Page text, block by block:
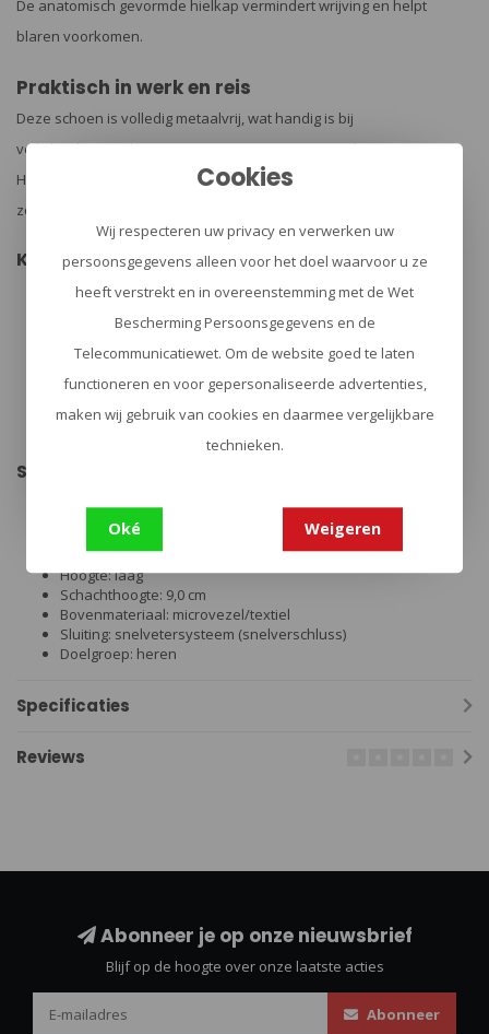
De anatomisch gevormde hielkap vermindert wrijving en helpt
blaren voorkomen.
Praktisch in werk en reis
Deze schoen is volledig metaalvrij, wat handig is bij
veiligheidscontroles en in omgevingen waar metaal ongewenst is.
Het model is daarnaast geschikt voor orthopedische inlegzolen,
zodat je de pasvorm verder kunt personaliseren.
Kenmerken
GORE-TEX: waterdicht en ademend
Anti Slip zool: hoge slipweerstand en grip
Metaalvrij: prettig bij security checks
Ademend microvezel/textiel bovenwerk
Extra bescherming bij de neus (PU spatzone)
Geschikt voor orthopedische inlegzolen
Made in Europe
XLR8 technologie voor stabilisatie/ontlasting
Specificaties
Kleur: zwart/grijs (black-silver)
Artikelnummer: 331002
Hoogte: laag
Schachthoogte: 9,0 cm
Bovenmateriaal: microvezel/textiel
Sluiting: snelvetersysteem (snelverschluss)
Doelgroep: heren
Specificaties
Reviews
Abonneer je op onze nieuwsbrief
Blijf op de hoogte over onze laatste acties
Abonneer
Cookies
Wij respecteren uw privacy en verwerken uw
persoonsgegevens alleen voor het doel waarvoor u ze
heeft verstrekt en in overeenstemming met de Wet
Bescherming Persoonsgegevens en de
Telecommunicatiewet. Om de website goed te laten
functioneren en voor gepersonaliseerde advertenties,
maken wij gebruik van cookies en daarmee vergelijkbare
technieken.
Oké Weigeren